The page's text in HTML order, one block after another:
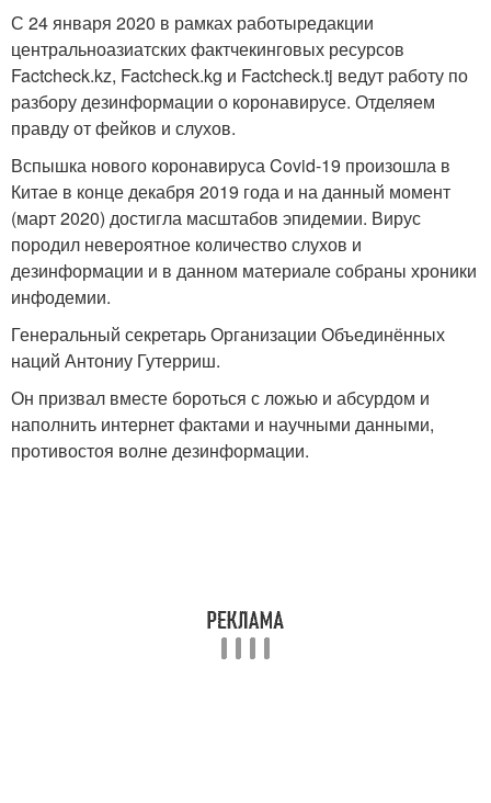
С 24 января 2020 в рамках работыредакции
центральноазиатских фактчекинговых ресурсов
Factcheck.kz, Factcheсk.kg и Factcheck.tj ведут работу по
разбору дезинформации о коронавирусе. Отделяем
правду от фейков и слухов.
Вспышка нового коронавируса Covid-19 произошла в
Китае в конце декабря 2019 года и на данный момент
(март 2020) достигла масштабов эпидемии. Вирус
породил невероятное количество слухов и
дезинформации и в данном материале собраны хроники
инфодемии.
Генеральный секретарь Организации Объединённых
наций Антониу Гутерриш.
Он призвал вместе бороться с ложью и абсурдом и
наполнить интернет фактами и научными данными,
противостоя волне дезинформации.